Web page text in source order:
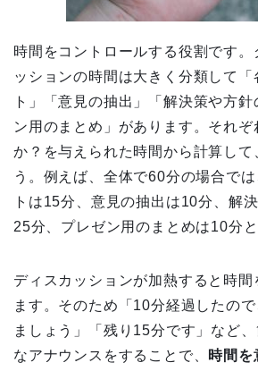
時間をコントロールする役割です。
ッションの時間は大きく分類して「
ト」「意見の抽出」「解決策や方
ン用のまとめ」があります。それぞ
か？を与えられた時間から計算して
う。例えば、全体で60分の場合で
トは15分、意見の抽出は10分、解
25分、プレゼン用のまとめは10分
ディスカッションが加熱すると時間
ます。そのため「10分経過したの
ましょう」「残り15分です」など
なアナウンスをすることで、 時間を